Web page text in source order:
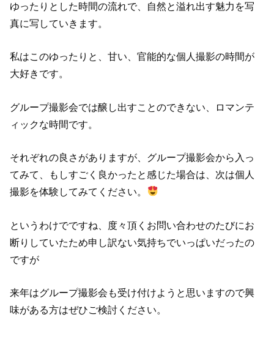
ゆったりとした時間の流れで、自然と溢れ出す魅力を写
真に写していきます。
私はこのゆったりと、甘い、官能的な個人撮影の時間が
大好きです。
グループ撮影会では醸し出すことのできない、ロマンテ
ィックな時間です。
それぞれの良さがありますが、グループ撮影会から入っ
てみて、もしすごく良かったと感じた場合は、次は個人
撮影を体験してみてください。
というわけでですね、度々頂くお問い合わせのたびにお
断りしていたため申し訳ない気持ちでいっぱいだったの
ですが
来年はグループ撮影会も受け付けようと思いますので興
味がある方はぜひご検討ください。